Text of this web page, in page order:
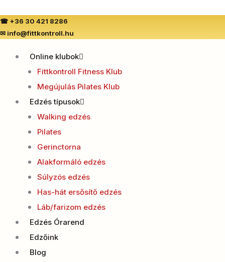
to
content
☎ +36 30 421 8286
✉ info@fittkontroll.hu
Online klubok
Fittkontroll Fitness Klub
Megújulás Pilates Klub
Edzés típusok
Walking edzés
Pilates
Gerinctorna
Alakformáló edzés
Súlyzós edzés
Has-hát ersősítő edzés
Láb/farizom edzés
Edzés Órarend
Edzőink
Blog